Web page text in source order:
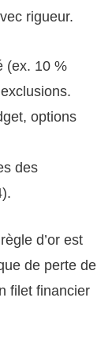
rigueur.
(ex. 10 %
options
des
d’or est
de perte de
filet financier